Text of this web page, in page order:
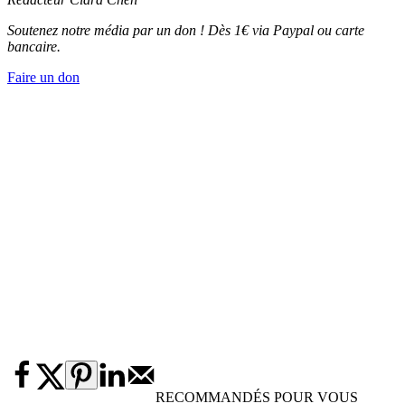
Soutenez notre média par un don ! Dès 1€ via Paypal ou carte
bancaire.
Faire un don
RECOMMANDÉS POUR VOUS